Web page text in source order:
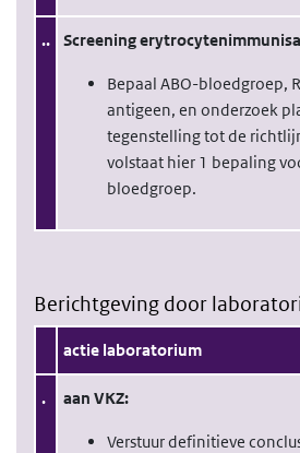
.. Screening
Bepaal ABO-bloedgroep,
antigeen, en onderzoek
tegenstelling tot de
volstaat hier 1 bepaling
bloedgroep.
Berichtgeving door
actie laboratorium
. aan VKZ:
Verstuur definitieve